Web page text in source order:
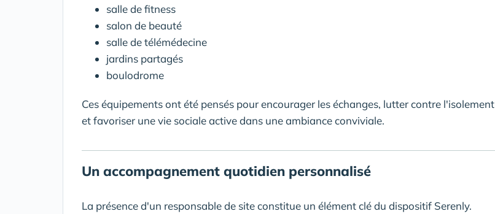
salle de fitness
salon de beauté
salle de télémédecine
jardins partagés
boulodrome
Ces équipements ont été pensés pour encourager les échanges, lutter contre l'isolement
et favoriser une vie sociale active dans une ambiance conviviale.
Un accompagnement quotidien personnalisé
La présence d'un responsable de site constitue un élément clé du dispositif Serenly.